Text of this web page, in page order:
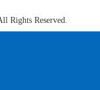
Rights Reserved.